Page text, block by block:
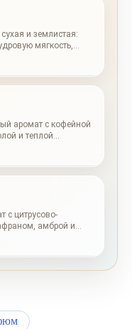
и землистая:
мягкость,
базу.
аромат с кофейной
и теплой
с цитрусово-
амброй и